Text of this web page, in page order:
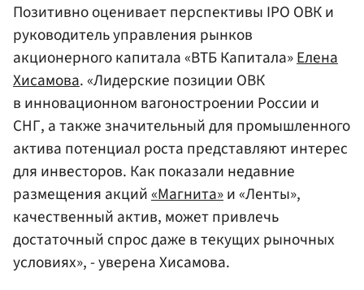
Позитивно оценивает перспективы IPO ОВК и
руководитель управления рынков
акционерного капитала «ВТБ Капитала»Елена
Хисамова. «Лидерские позиции ОВК
в инновационном вагоностроении России и
СНГ, а также значительный для промышленного
актива потенциал роста представляют интерес
для инвесторов. Как показали недавние
размещения акций«Магнита»и «Ленты»,
качественный актив, может привлечь
достаточный спрос даже в текущих рыночных
условиях», - уверена Хисамова.